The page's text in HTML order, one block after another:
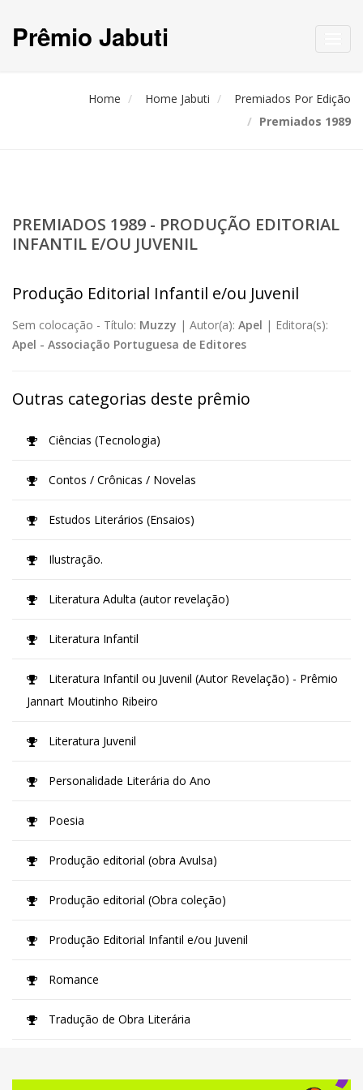
Prêmio Jabuti
Home Home Jabuti
Premiados Por Edição
Premiados 1989
PREMIADOS 1989 - PRODUÇÃO EDITORIAL
INFANTIL E/OU JUVENIL
Produção Editorial Infantil e/ou Juvenil
Sem colocação - Título: Muzzy | Autor(a): Apel | Editora(s):
Apel - Associação Portuguesa de Editores
Outras categorias deste prêmio
Ciências (Tecnologia)
Contos / Crônicas / Novelas
Estudos Literários (Ensaios)
Ilustração.
Literatura Adulta (autor revelação)
Literatura Infantil
Literatura Infantil ou Juvenil (Autor Revelação) - Prêmio
Jannart Moutinho Ribeiro
Literatura Juvenil
Personalidade Literária do Ano
Poesia
Produção editorial (obra Avulsa)
Produção editorial (Obra coleção)
Produção Editorial Infantil e/ou Juvenil
Romance
Tradução de Obra Literária